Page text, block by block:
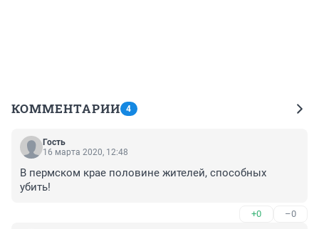
КОММЕНТАРИИ 4
Гость
16 марта 2020, 12:48
В пермском крае половине жителей, способных
убить!
+0 –0